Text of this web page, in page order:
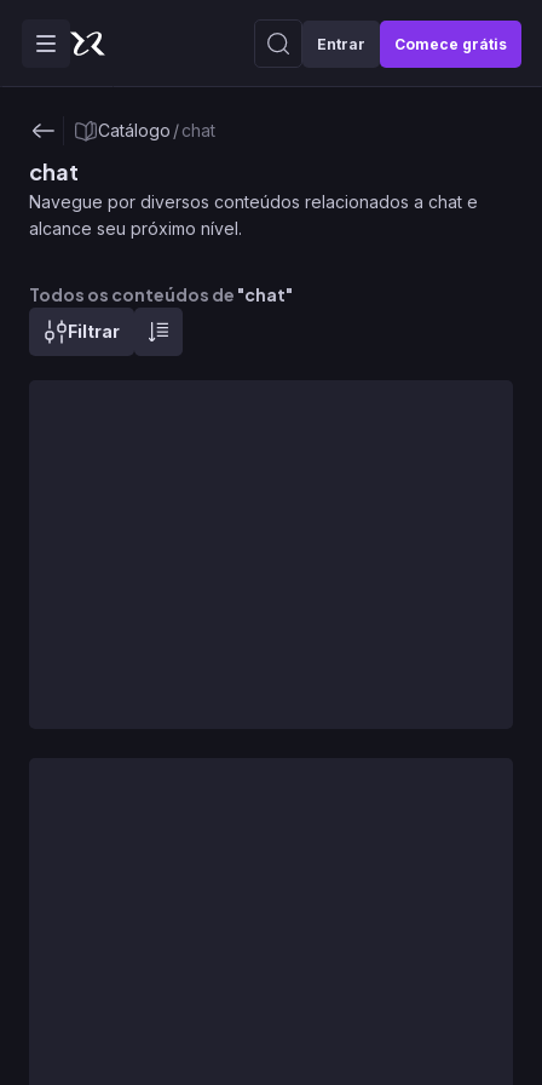
Entrar Comece grátis
Catálogo /chat
chat
Navegue por diversos conteúdos relacionados a chat e
alcance seu próximo nível.
Todos os conteúdos de "chat"
Filtrar